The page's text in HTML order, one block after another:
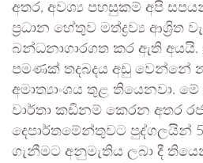
අතර, අවශ්‍ය පහසුකම් අපි
ප්‍රධාන හේතුව මත්ද්‍රව්‍ය ආශ්‍රිත
බන්ධනාගාරගත කර ඇති අයයි.
පමණක් තදබදය අඩු වෙන්නේ
අමාත්‍යාංශය තුළ තියෙනවා.
වාර්තා කඩිනම් කෙරන අතර
දෙපාර්තමේන්තුවට පුද්ගලයින්
ගැනීමට අනුමැතිය ලබා දී